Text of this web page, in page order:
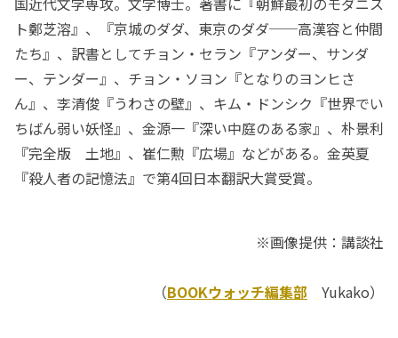
ト鄭芝溶』、『京城のダダ、東京のダダ──高漢容と仲間
たち』、訳書としてチョン・セラン『アンダー、サンダ
ー、テンダー』、チョン・ソヨン『となりのヨンヒさ
ん』、李清俊『うわさの壁』、キム・ドンシク『世界でい
ちばん弱い妖怪』、金源一『深い中庭のある家』、朴景利
『完全版 土地』、崔仁勲『広場』などがある。金英夏
『殺人者の記憶法』で第4回日本翻訳大賞受賞。
※画像提供：講談社
（BOOKウォッチ編集部 Yukako）